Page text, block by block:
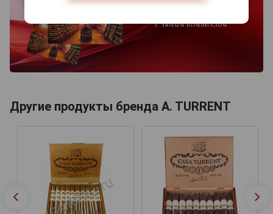
Другие продукты бренда A. TURRENT